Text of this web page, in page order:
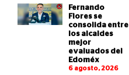
Fernando
Flores se
consolida entre
los alcaldes
mejor
evaluados del
Edoméx
6 agosto, 2026